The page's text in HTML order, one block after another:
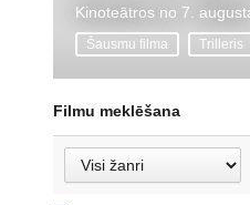
Kinoteātros no 7.
Šausmu filma Trilleris
Filmu meklēšana